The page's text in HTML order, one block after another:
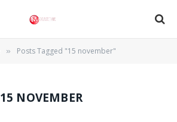
» Posts Tagged "15 november"
15 NOVEMBER